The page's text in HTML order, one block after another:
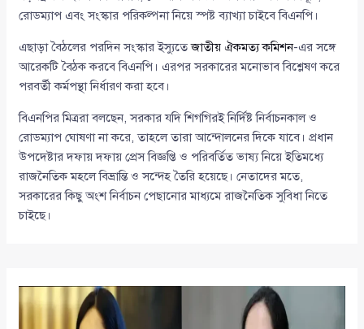
রোডম্যাপ এবং সংস্কার পরিকল্পনা নিয়ে স্পষ্ট ব্যাখ্যা চাইবে বিএনপি।
এছাড়া বৈঠলের পরদিন সংস্কার ইস্যুতেজাতীয় ঐকমত্য কমিশন-এর সঙ্গে
আরেকটি বৈঠক করবে বিএনপি। এরপর সরকারের মনোভাব বিশ্লেষণ করে
পরবর্তী কর্মপন্থা নির্ধারণ করা হবে।
বিএনপির মিত্ররা বলছেন, সরকার যদি শিগগিরই নির্দিষ্ট নির্বাচনকাল ও
রোডম্যাপ ঘোষণা না করে, তাহলে তারা আন্দোলনের দিকে যাবে। প্রধান
উপদেষ্টার দফায় দফায় প্রেস বিজ্ঞপ্তি ও পরিবর্তিত ভাষ্য নিয়ে ইতিমধ্যে
রাজনৈতিক মহলে বিভ্রান্তি ও সন্দেহ তৈরি হয়েছে। নেতাদের মতে,
সরকারের কিছু অংশ নির্বাচন পেছানোর মাধ্যমে রাজনৈতিক সুবিধা নিতে
চাইছে।